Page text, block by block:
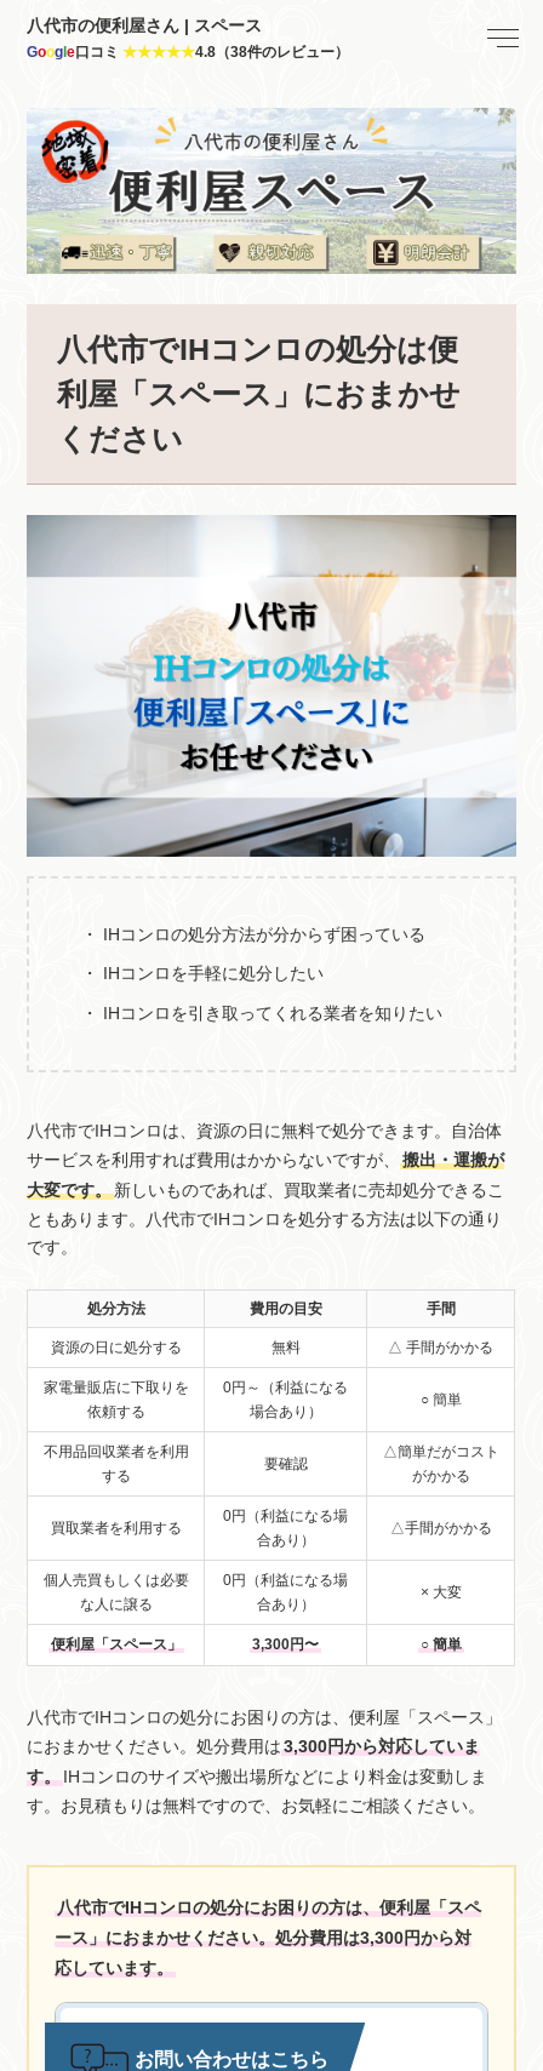
八代市の便利屋さん | スペース
Goog le口コミ★★★★★4.8（38件のレビュー）
八代市でIHコンロの処分は便
利屋「スペース」におまかせ
ください
IHコンロの処分方法が分からず困っている
IHコンロを手軽に処分したい
IHコンロを引き取ってくれる業者を知りたい
八代市でIHコンロは、資源の日に無料で処分できます。自治体
サービスを利用すれば費用はかからないですが、搬出・運搬が
大変です。新しいものであれば、買取業者に売却処分できるこ
ともあります。八代市でIHコンロを処分する方法は以下の通り
です。
処分方法 費用の目安 手間
資源の日に処分する 無料 △ 手間がかかる
家電量販店に下取りを
依頼する
0円～（利益になる
場合あり）
○ 簡単
不用品回収業者を利用
する
要確認
△簡単だがコスト
がかかる
買取業者を利用する
0円（利益になる場
合あり）
△手間がかかる
個人売買もしくは必要
な人に譲る
0円（利益になる場
合あり）
× 大変
便利屋「スペース」 3,300円〜 ○ 簡単
八代市でIHコンロの処分にお困りの方は、便利屋「スペース」
におまかせください。処分費用は3,300円から対応していま
す。IHコンロのサイズや搬出場所などにより料金は変動しま
す。お見積もりは無料ですので、お気軽にご相談ください。
八代市でIHコンロの処分にお困りの方は、便利屋「スペ
ース」におまかせください。処分費用は3,300円から対
応しています。
お問い合わせはこちら